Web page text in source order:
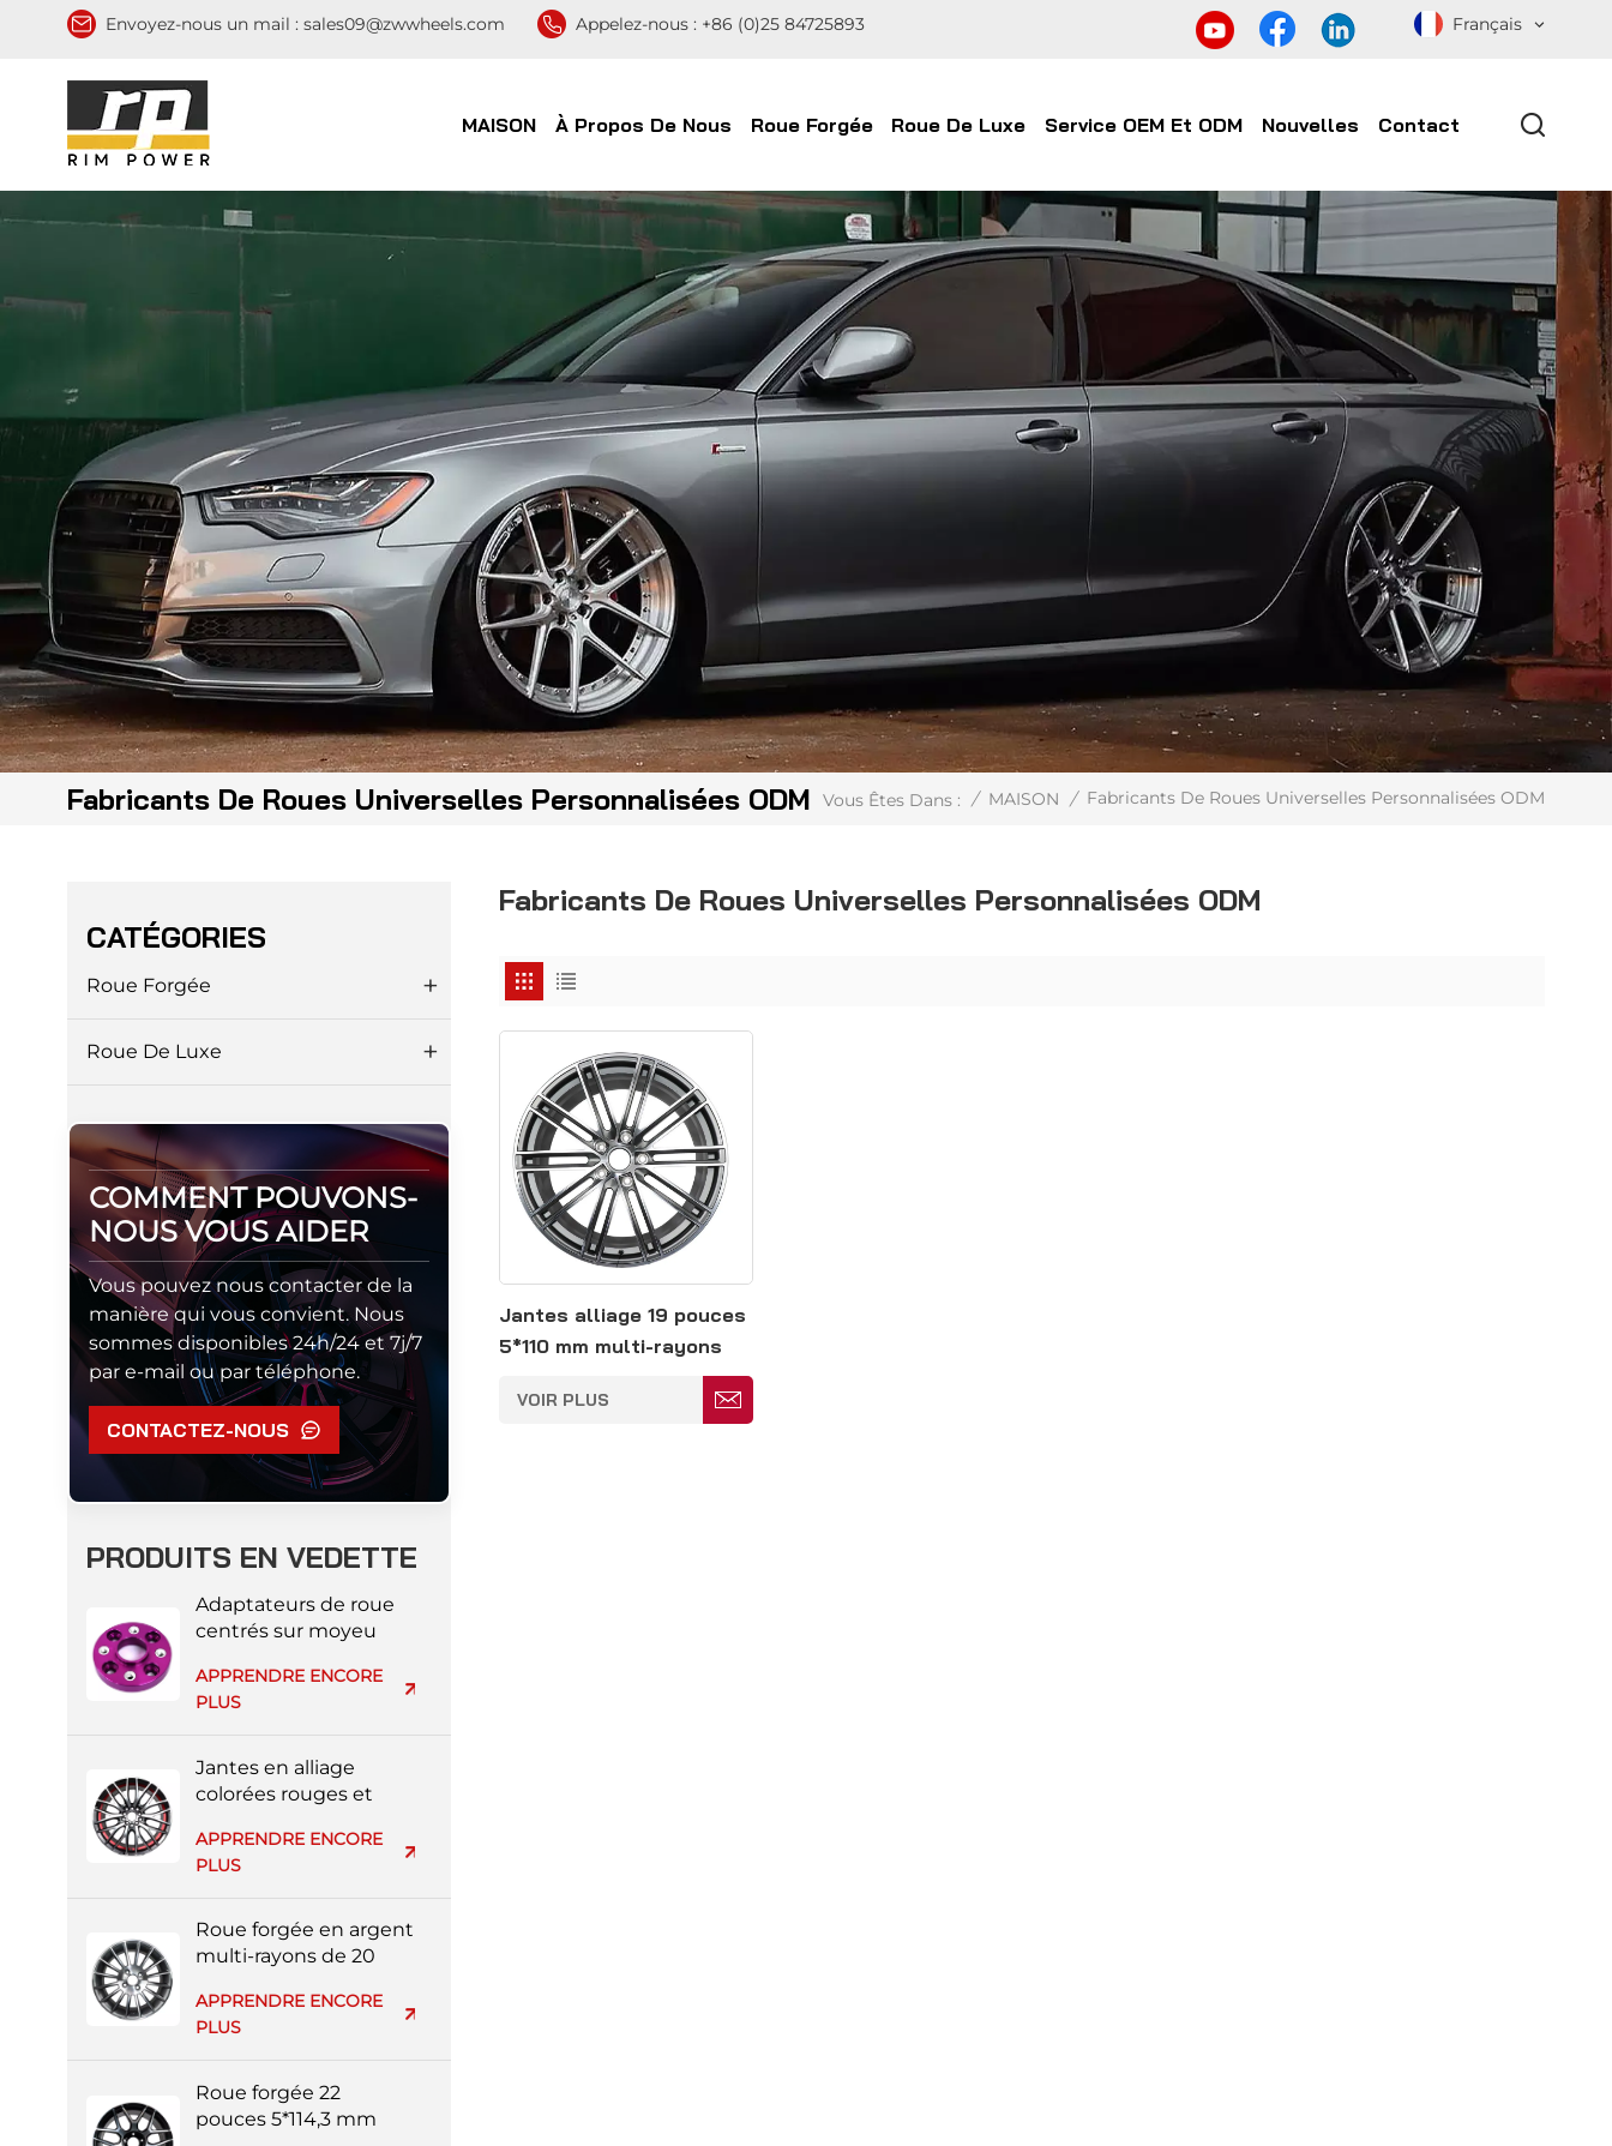
Envoyez-nous un mail : sales09@zwwheels.com Appelez-nous : +86 (0)25 84725893 Français
MAISON À Propos De Nous Roue Forgée Roue De Luxe Service OEM Et ODM Nouvelles Contact
Fabricants De Roues Universelles Personnalisées ODM Vous Êtes Dans : / MAISON / Fabricants De Roues Universelles Personnalisées ODM
Fabricants De Roues Universelles Personnalisées ODM
Jantes alliage 19 pouces
5*110 mm multi-rayons
VOIR PLUS
CATÉGORIES
Roue Forgée
Roue De Luxe
COMMENT POUVONS-
NOUS VOUS AIDER
Vous pouvez nous contacter de la
manière qui vous convient. Nous
sommes disponibles 24h/24 et 7j/7
par e-mail ou par téléphone.
CONTACTEZ-NOUS
PRODUITS EN VEDETTE
Adaptateurs de roue
centrés sur moyeu
APPRENDRE ENCORE
PLUS
Jantes en alliage
colorées rouges et
multiples de 20
pouces 5*139 mm
APPRENDRE ENCORE
PLUS
Roue forgée en argent
multi-rayons de 20
APPRENDRE ENCORE
PLUS
Roue forgée 22
pouces 5*114,3 mm